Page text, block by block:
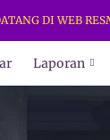
DI WEB RESMI
Laporan